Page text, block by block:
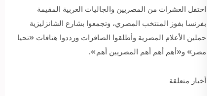
احتفل العشرات من المصريين والجاليات العربية المقيمة
بفرنسا بفوز المنتخب المصري، وتجمعوا بشارع الشانزليزية
حملين الأعلام المصرية وأطلقوا الصافرات ورددوا هتافات «تحيا
مصر» و«أهم أهم أهم المصريين أهم».
أخبار متعلقة